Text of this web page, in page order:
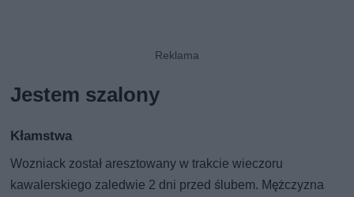
Jestem szalony
Kłamstwa
Wozniack został aresztowany w trakcie wieczoru
kawalerskiego zaledwie 2 dni przed ślubem. Mężczyzna